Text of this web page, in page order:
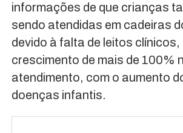
informações de que crianças
sendo atendidas em cadeiras
devido à falta de leitos clínicos,
crescimento de mais de 100%
atendimento, com o aumento
doenças infantis.